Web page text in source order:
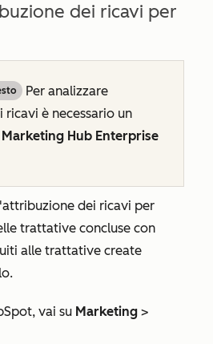
dei ricavi per
Per analizzare
ricavi è necessario un
Marketing Hub Enterprise
dei ricavi per
trattative concluse con
alle trattative create
vai su Marketing >